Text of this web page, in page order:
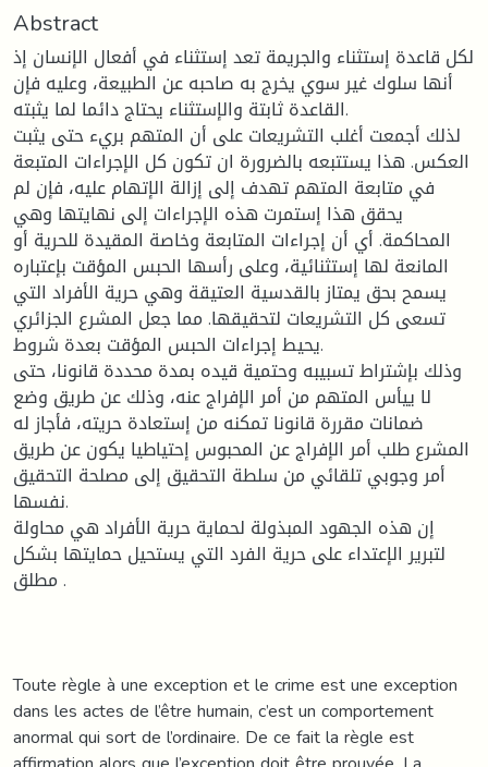
Abstract
لكل قاعدة إستثناء والجريمة تعد إستثناء في أفعال الإنسان إذ
أنها سلوك غير سوي يخرج به صاحبه عن الطبيعة، وعليه فإن
القاعدة ثابتة والإستثناء يحتاج دائما لما يثبته.
لذلك أجمعت أغلب التشريعات على أن المتهم بريء حتى يثبت
العكس. هذا يستتبعه بالضرورة ان تكون كل الإجراءات المتبعة
في متابعة المتهم تهدف إلى إزالة الإتهام عليه، فإن لم
يحقق هذا إستمرت هذه الإجراءات إلى نهايتها وهي
المحاكمة. أي أن إجراءات المتابعة وخاصة المقيدة للحرية أو
المانعة لها إستثنائية، وعلى رأسها الحبس المؤقت بإعتباره
يسمح بحق يمتاز بالقدسية العتيقة وهي حرية الأفراد التي
تسعى كل التشريعات لتحقيقها. مما جعل المشرع الجزائري
يحيط إجراءات الحبس المؤقت بعدة شروط.
وذلك بإشتراط تسبيبه وحتمية قيده بمدة محددة قانونا، حتى
لا ييأس المتهم من أمر الإفراج عنه، وذلك عن طريق وضع
ضمانات مقررة قانونا تمكنه من إستعادة حريته، فأجاز له
المشرع طلب أمر الإفراج عن المحبوس إحتياطيا يكون عن طريق
أمر وجوبي تلقائي من سلطة التحقيق إلى مصلحة التحقيق
نفسها.
إن هذه الجهود المبذولة لحماية حرية الأفراد هي محاولة
لتبرير الإعتداء على حرية الفرد التي يستحيل حمايتها بشكل
مطلق .
Toute règle à une exception et le crime est une exception
dans les actes de l’être humain, c’est un comportement
anormal qui sort de l’ordinaire. De ce fait la règle est